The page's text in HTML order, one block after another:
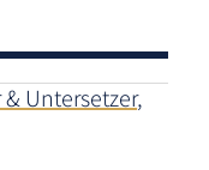
Untersetzer,